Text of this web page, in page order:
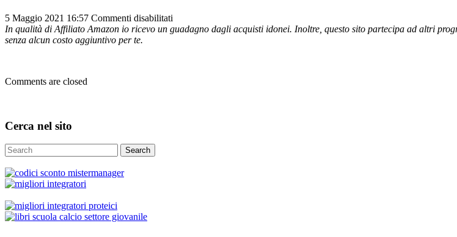
5 Maggio 2021 16:57 Commenti disabilitati
Guado-
In qualità di Affiliato Amazon io ricevo un guadagno dagli acquisti idonei. Inoltre, questo sito partecipa ad altri
senza alcun costo aggiuntivo per te.
Comments are closed
Cerca nel sito
Search